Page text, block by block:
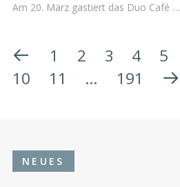
Am 20. März gastiert das Duo Café …
1 2 3 4 5
10
11 … 191
NEUES